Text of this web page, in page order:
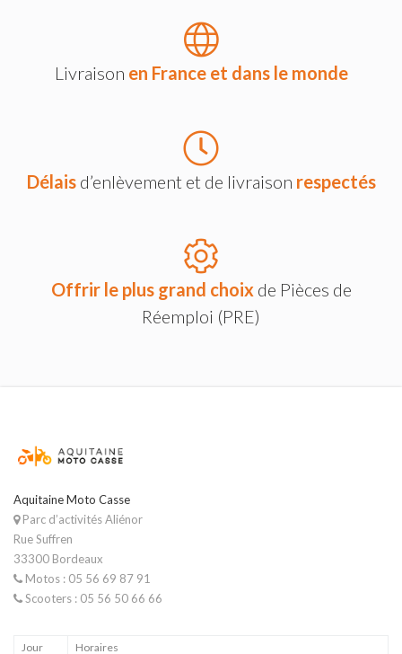
Livraison en France et dans le monde
Délaisd’enlèvement et de livraison respectés
Offrir le plus grand choixde Pièces de
Réemploi (PRE)
Aquitaine Moto Casse
Parc d’activités Aliénor
Rue Suffren
33300 Bordeaux
Motos : 05 56 69 87 91
Scooters : 05 56 50 66 66
Jour Horaires